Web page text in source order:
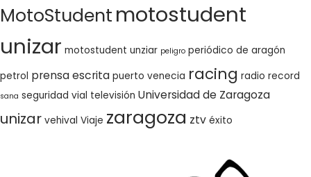
MotoStudentmotostudent
unizar motostudent unziar peligro periódico de aragón
petrol prensa escrita puerto venecia racing radio record
sana seguridad vial televisión Universidad de Zaragoza
unizar vehival Viaje zaragoza ztv éxito